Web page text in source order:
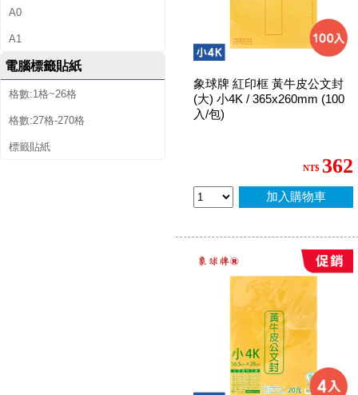
A0
A1
電腦標籤貼紙
格數:1格~26格
格數:27格-270格
標籤貼紙
象球牌 紅印框 黃牛皮公文封
(大) 小4K / 365x260mm (100
入/包)
NT$ 362
加入購物車